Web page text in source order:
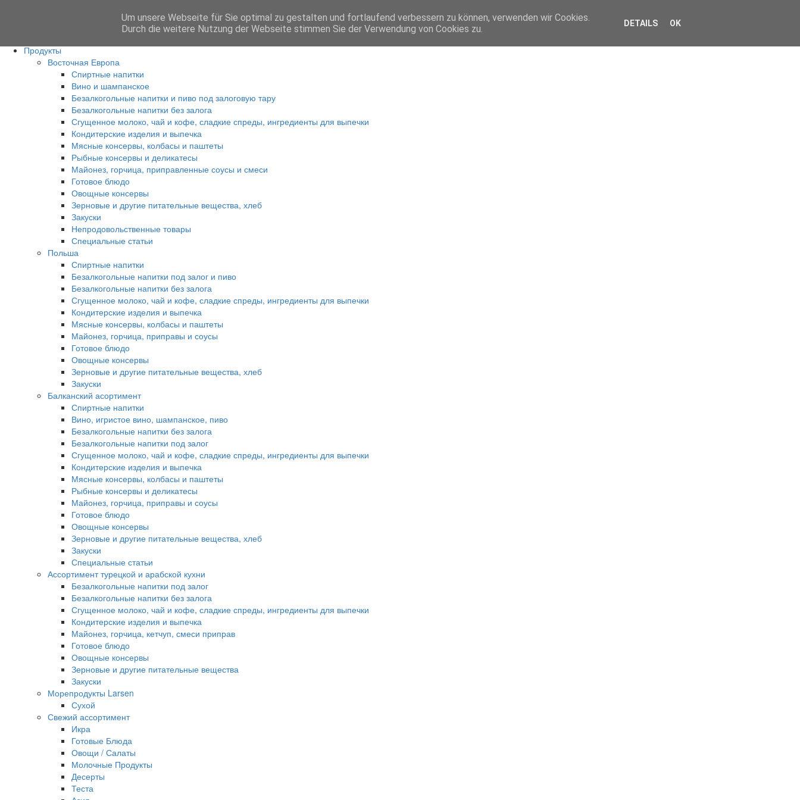
Продукты
Восточная Европа
Спиртные напитки
Вино и шампанское
Безалкогольные напитки и пиво под залоговую тару
Безалкогольные напитки без залога
Сгущенное молоко, чай и кофе, сладкие спреды, ингредиенты для выпечки
Кондитерские изделия и выпечка
Мясные консервы, колбасы и паштеты
Рыбные консервы и деликатесы
Майонез, горчица, приправленные соусы и смеси
Готовое блюдо
Овощные консервы
Зерновые и другие питательные вещества, хлеб
Закуски
Непродовольственные товары
Специальные статьи
Польша
Спиртные напитки
Безалкогольные напитки под залог и пиво
Безалкогольные напитки без залога
Сгущенное молоко, чай и кофе, сладкие спреды, ингредиенты для выпечки
Кондитерские изделия и выпечка
Мясные консервы, колбасы и паштеты
Майонез, горчица, приправы и соусы
Готовое блюдо
Овощные консервы
Зерновые и другие питательные вещества, хлеб
Закуски
Балканский асортимент
Спиртные напитки
Вино, игристое вино, шампанское, пиво
Безалкогольные напитки без залога
Безалкогольные напитки под залог
Сгущенное молоко, чай и кофе, сладкие спреды, ингредиенты для выпечки
Кондитерские изделия и выпечка
Мясные консервы, колбасы и паштеты
Рыбные консервы и деликатесы
Майонез, горчица, приправы и соусы
Готовое блюдо
Овощные консервы
Зерновые и другие питательные вещества, хлеб
Закуски
Специальные статьи
Ассортимент турецкой и арабской кухни
Безалкогольные напитки под залог
Безалкогольные напитки без залога
Сгущенное молоко, чай и кофе, сладкие спреды, ингредиенты для выпечки
Кондитерские изделия и выпечка
Майонез, горчица, кетчуп, смеси приправ
Готовое блюдо
Овощные консервы
Зерновые и другие питательные вещества
Закуски
Морепродукты Larsen
Сухой
Свежий ассортимент
Икра
Готовые Блюда
Овощи / Салаты
Молочные Продукты
Десерты
Теста
Um unsere Webseite für Sie optimal zu gestalten und fortlaufend verbessern zu können, verwenden wir Cookies.
Durch die weitere Nutzung der Webseite stimmen Sie der Verwendung von Cookies zu.
DETAILS OK